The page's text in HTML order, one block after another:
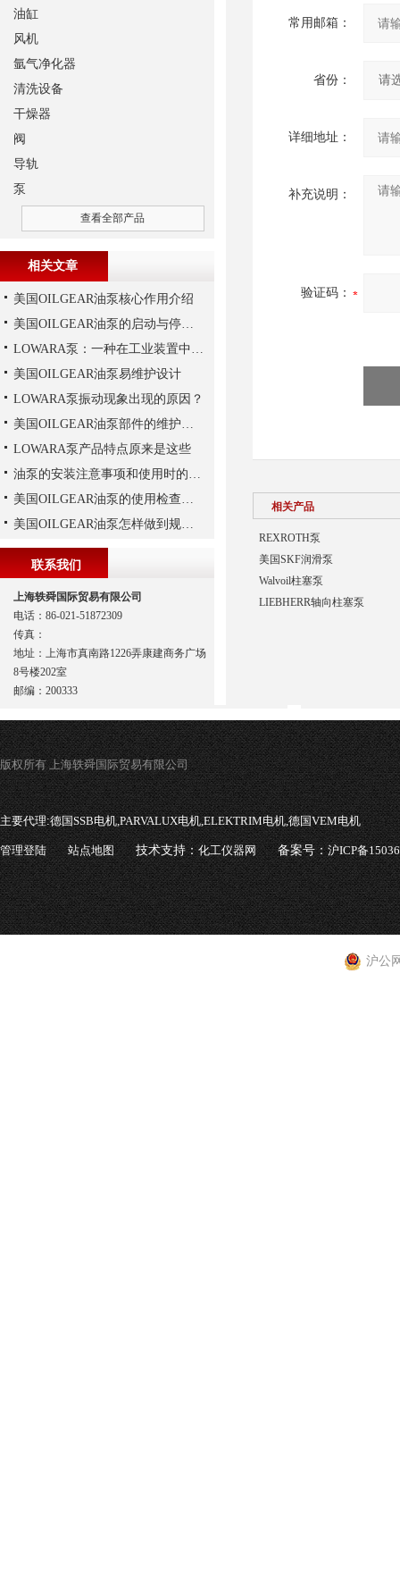
常用邮箱：
省份：
详细地址：
补充说明：
验证码：
相关产品
REXROTH泵
美国SKF润滑泵
Walvoil柱塞泵
LIEBHERR轴向柱塞泵
油缸
风机
氩气净化器
清洗设备
干燥器
阀
导轨
泵
查看全部产品
相关文章
美国OILGEAR油泵核心作用介绍
美国OILGEAR油泵的启动与停机操作注意
LOWARA泵：一种在工业装置中广泛使用的泵
美国OILGEAR油泵易维护设计
LOWARA泵振动现象出现的原因？
美国OILGEAR油泵部件的维护和修理
LOWARA泵产品特点原来是这些
油泵的安装注意事项和使用时的维护
美国OILGEAR油泵的使用检查及流程
美国OILGEAR油泵怎样做到规范安装
联系我们
上海轶舜国际贸易有限公司
电话：86-021-51872309
传真：
地址：上海市真南路1226弄康建商务广场
8号楼202室
邮编：200333
版权所有 上海轶舜国际贸易有限公司
主要代理:德国SSB电机,PARVALUX电机,ELEKTRIM电机,德国VEM电机
管理登陆 站点地图 技术支持：化工仪器网 备案号：沪ICP备
沪公